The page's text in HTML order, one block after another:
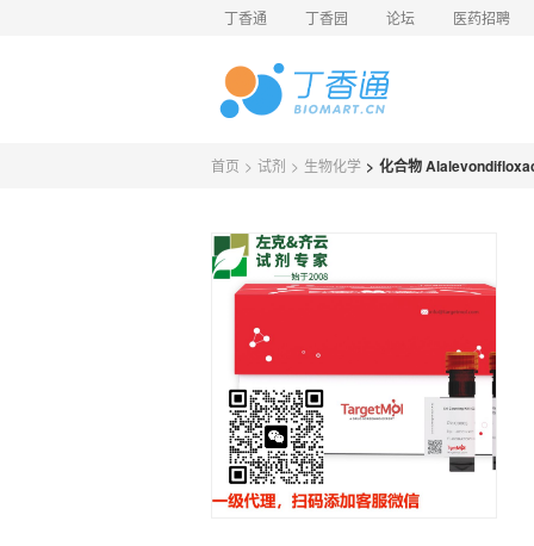
丁香通 丁香园 论坛 医药招聘
首页 > 试剂 > 生物化学 > 化合物